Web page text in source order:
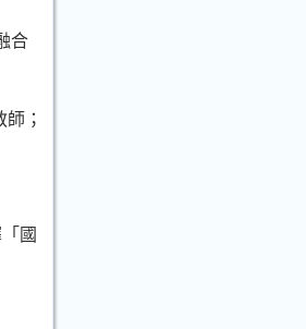
合
；
國